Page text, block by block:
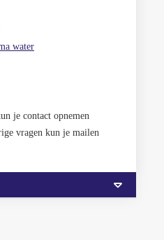
water
je contact opnemen
vragen kun je mailen